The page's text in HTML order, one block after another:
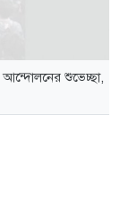
আন্দোলনের শুভেচ্ছা,